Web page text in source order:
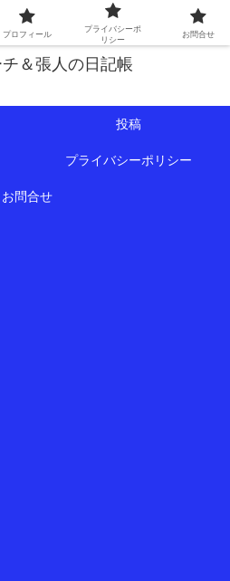
中心にテニスライフをサポート！
＆張人の日記帳
投稿
プライバシーポリシー
お問合せ
プロフィール
プライバシーポ
リシー
お問合せ